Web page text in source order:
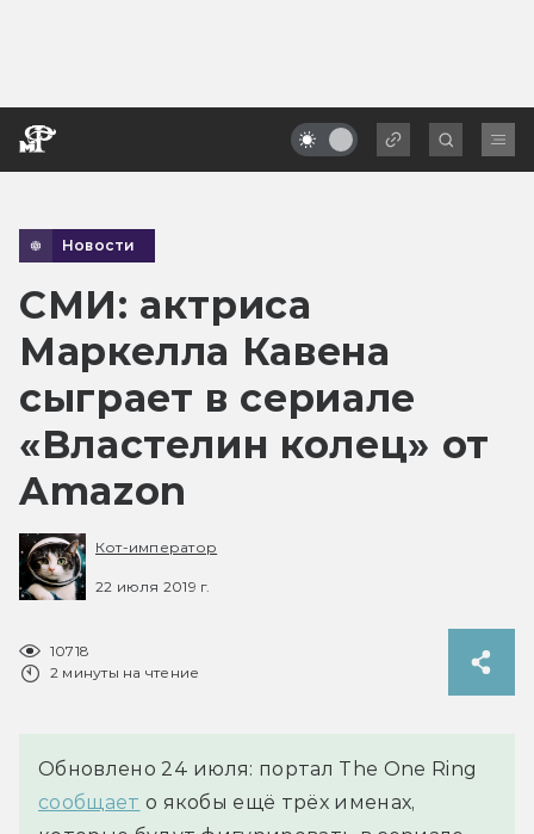
Новости
СМИ: актриса
Маркелла Кавена
сыграет в сериале
«Властелин колец» от
Amazon
Кот-император
22 июля 2019 г.
10718
2 минуты на чтение
Обновлено 24 июля: портал The One Ring
сообщает о якобы ещё трёх именах,